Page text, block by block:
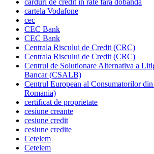
carduri de credit in rate fara dobanda
cartela Vodafone
cec
CEC Bank
CEC Bank
Centrala Riscului de Credit (CRC)
Centrala Riscului de Credit (CRC)
Centrul de Solutionare Alternativa a
Bancar (CSALB)
Centrul European al Consumatorilor
Romania)
certificat de proprietate
cesiune creante
cesiune credit
cesiune credite
Cetelem
Cetelem